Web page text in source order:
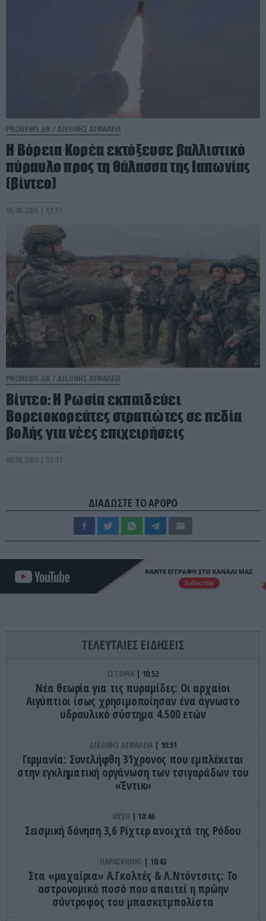
PRONEWS.GR / ΔΙΕΘΝΗΣ ΑΣΦΑΛΕΙΑ
Η Βόρεια Κορέα εκτόξευσε βαλλιστικό
πύραυλο προς τη θάλασσα της Ιαπωνίας
(βίντεο)
06.08.2026 | 12:51
PRONEWS.GR / ΔΙΕΘΝΗΣ ΑΣΦΑΛΕΙΑ
Βίντεο: Η Ρωσία εκπαιδεύει
Βορειοκορεάτες στρατιώτες σε πεδία
βολής για νέες επιχειρήσεις
06.08.2026 | 12:37
ΔΙΑΔΩΣΤΕ ΤΟ ΑΡΘΡΟ
ΤΕΛΕΥΤΑΙΕΣ ΕΙΔΗΣΕΙΣ
ΙΣΤΟΡΙΑ 10:52
Νέα θεωρία για τις πυραμίδες: Οι αρχαίοι
Αιγύπτιοι ίσως χρησιμοποίησαν ένα άγνωστο
υδραυλικό σύστημα 4.500 ετών
ΔΙΕΘΝΗΣ ΑΣΦΑΛΕΙΑ 10:51
Γερμανία: Συνελήφθη 31χρονος που εμπλέκεται
στην εγκληματική οργάνωση των τσιγαράδων του
«Έντικ»
ΦΥΣΗ 10:46
Σεισμική δόνηση 3,6 Ρίχτερ ανοιχτά της Ρόδου
ΠΑΡΑΣΚΗΝΙΟ 10:43
Στα «μαχαίρια» Α.Γκολτές & Λ.Ντόντσιτς: Το
αστρονομικό ποσό που απαιτεί η πρώην
σύντροφος του μπασκετμπολίστα